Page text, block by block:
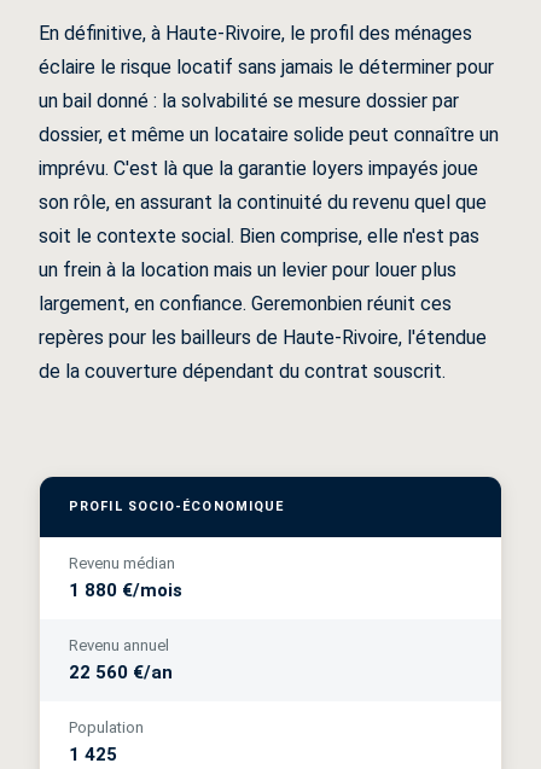
En définitive, à Haute-Rivoire, le profil des ménages
éclaire le risque locatif sans jamais le déterminer pour
un bail donné : la solvabilité se mesure dossier par
dossier, et même un locataire solide peut connaître un
imprévu. C'est là que la garantie loyers impayés joue
son rôle, en assurant la continuité du revenu quel que
soit le contexte social. Bien comprise, elle n'est pas
un frein à la location mais un levier pour louer plus
largement, en confiance. Geremonbien réunit ces
repères pour les bailleurs de Haute-Rivoire, l'étendue
de la couverture dépendant du contrat souscrit.
PROFIL SOCIO-ÉCONOMIQUE
Revenu médian
1 880 €/mois
Revenu annuel
22 560 €/an
Population
1 425